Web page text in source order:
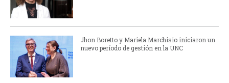
Jhon Boretto y Mariela Marchisio iniciaron un
nuevo período de gestión en la UNC